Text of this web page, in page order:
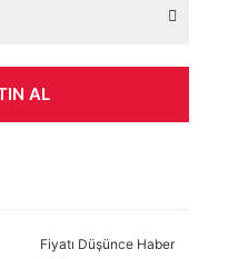
AL
Fiyatı Düşünce Haber